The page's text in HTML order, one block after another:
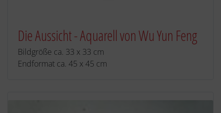
Die Aussicht - Aquarell von Wu Yun Feng
Bildgröße ca. 33 x 33 cm
Endformat ca. 45 x 45 cm